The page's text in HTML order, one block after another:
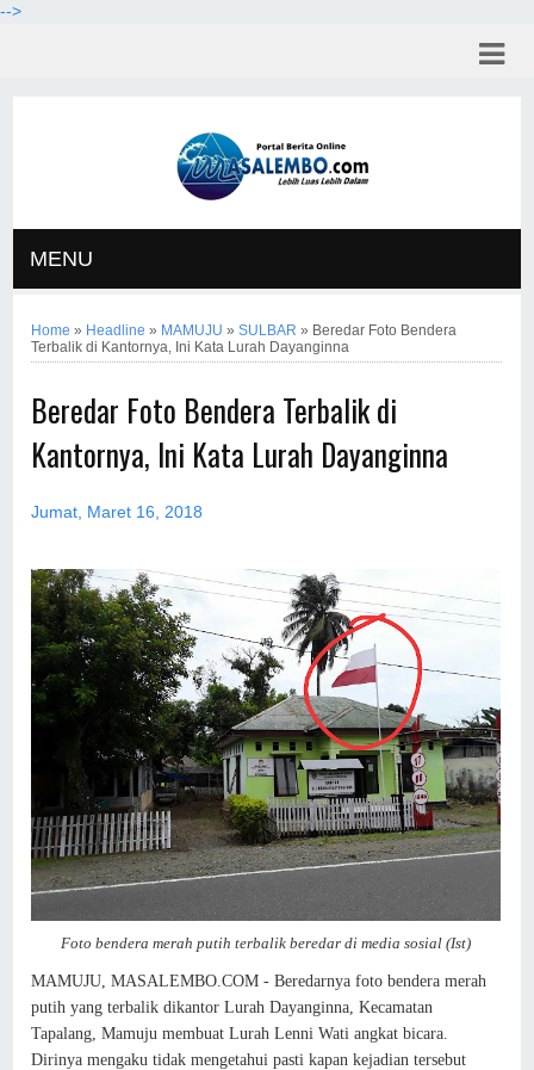
-->
MENU
Home » Headline » MAMUJU »SULBAR » Beredar Foto Bendera
Terbalik di Kantornya, Ini Kata Lurah Dayanginna
Beredar Foto Bendera Terbalik di
Kantornya, Ini Kata Lurah Dayanginna
Jumat, Maret 16, 2018
Foto bendera merah putih terbalik beredar di media sosial (Ist)
MAMUJU, MASALEMBO.COM - Beredarnya foto bendera merah
putih yang terbalik dikantor Lurah Dayanginna, Kecamatan
Tapalang, Mamuju membuat Lurah Lenni Wati angkat bicara.
Dirinya mengaku tidak mengetahui pasti kapan kejadian tersebut